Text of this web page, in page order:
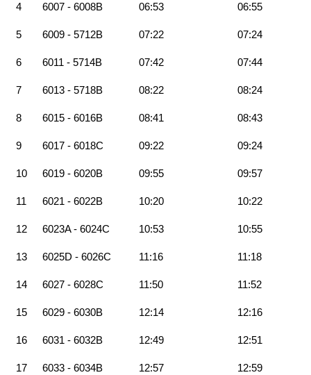
4 6007 - 6008B 06:53 06:55
5 6009 - 5712B 07:22 07:24
6 6011 - 5714B 07:42 07:44
7 6013 - 5718B 08:22 08:24
8 6015 - 6016B 08:41 08:43
9 6017 - 6018C 09:22 09:24
10 6019 - 6020B 09:55 09:57
11 6021 - 6022B 10:20 10:22
12 6023A - 6024C 10:53 10:55
13 6025D - 6026C 11:16 11:18
14 6027 - 6028C 11:50 11:52
15 6029 - 6030B 12:14 12:16
16 6031 - 6032B 12:49 12:51
17 6033 - 6034B 12:57 12:59